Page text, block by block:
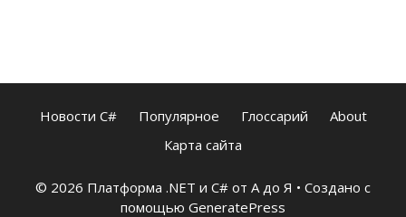
Новости C# Популярное Глоссарий
About
Карта сайта
© 2026 Платформа .NET и C# от А до Я • Создано с
помощью GeneratePress